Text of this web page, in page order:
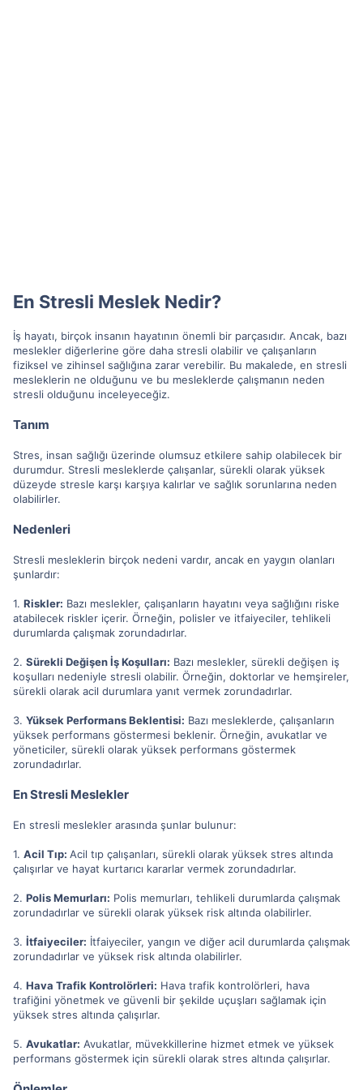
En Stresli Meslek Nedir?
İş hayatı, birçok insanın hayatının önemli bir parçasıdır. Ancak, bazı
meslekler diğerlerine göre daha stresli olabilir ve çalışanların
fiziksel ve zihinsel sağlığına zarar verebilir. Bu makalede, en stresli
mesleklerin ne olduğunu ve bu mesleklerde çalışmanın neden
stresli olduğunu inceleyeceğiz.
Tanım
Stres, insan sağlığı üzerinde olumsuz etkilere sahip olabilecek bir
durumdur. Stresli mesleklerde çalışanlar, sürekli olarak yüksek
düzeyde stresle karşı karşıya kalırlar ve sağlık sorunlarına neden
olabilirler.
Nedenleri
Stresli mesleklerin birçok nedeni vardır, ancak en yaygın olanları
şunlardır:
1. Riskler: Bazı meslekler, çalışanların hayatını veya sağlığını riske
atabilecek riskler içerir. Örneğin, polisler ve itfaiyeciler, tehlikeli
durumlarda çalışmak zorundadırlar.
2. Sürekli Değişen İş Koşulları: Bazı meslekler, sürekli değişen iş
koşulları nedeniyle stresli olabilir. Örneğin, doktorlar ve hemşireler,
sürekli olarak acil durumlara yanıt vermek zorundadırlar.
3. Yüksek Performans Beklentisi: Bazı mesleklerde, çalışanların
yüksek performans göstermesi beklenir. Örneğin, avukatlar ve
yöneticiler, sürekli olarak yüksek performans göstermek
zorundadırlar.
En Stresli Meslekler
En stresli meslekler arasında şunlar bulunur:
1. Acil Tıp: Acil tıp çalışanları, sürekli olarak yüksek stres altında
çalışırlar ve hayat kurtarıcı kararlar vermek zorundadırlar.
2. Polis Memurları: Polis memurları, tehlikeli durumlarda çalışmak
zorundadırlar ve sürekli olarak yüksek risk altında olabilirler.
3. İtfaiyeciler: İtfaiyeciler, yangın ve diğer acil durumlarda çalışmak
zorundadırlar ve yüksek risk altında olabilirler.
4. Hava Trafik Kontrolörleri: Hava trafik kontrolörleri, hava
trafiğini yönetmek ve güvenli bir şekilde uçuşları sağlamak için
yüksek stres altında çalışırlar.
5. Avukatlar: Avukatlar, müvekkillerine hizmet etmek ve yüksek
performans göstermek için sürekli olarak stres altında çalışırlar.